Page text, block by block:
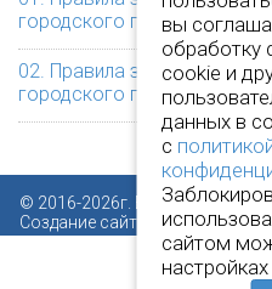
городского поселения
02. Правила
городского поселения
© 2016-2026г. Все права
Создание сайта:
www.novcit.ru
вы
обработку
cookie и
данных в
с
сайтом